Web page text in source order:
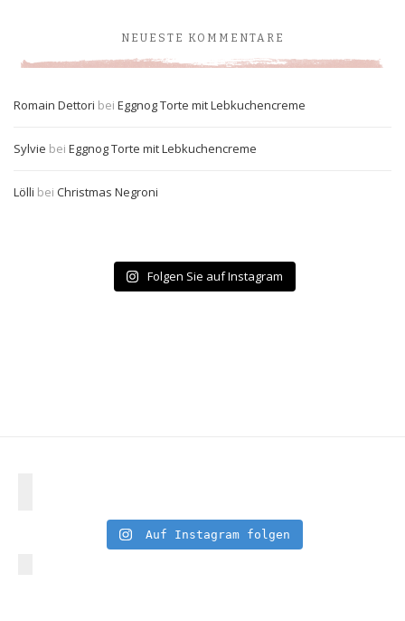
NEUESTE KOMMENTARE
Romain Dettori bei Eggnog Torte mit Lebkuchencreme
Sylvie bei Eggnog Torte mit Lebkuchencreme
Lölli bei Christmas Negroni
Folgen Sie auf Instagram
Auf Instagram folgen